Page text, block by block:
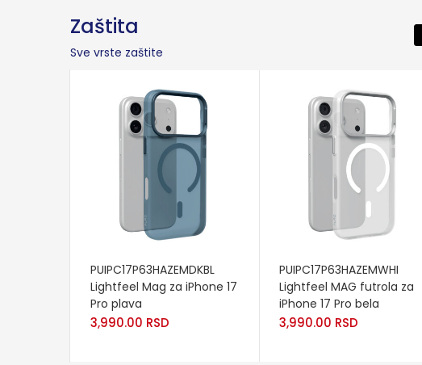
Zaštita
Sve vrste zaštite
PUIPC17P63HAZEMDKBL
Lightfeel Mag za iPhone 17
Pro plava
3,990.00 RSD
PUIPC17P63HAZEMWHI
Lightfeel MAG futrola za
iPhone 17 Pro bela
3,990.00 RSD